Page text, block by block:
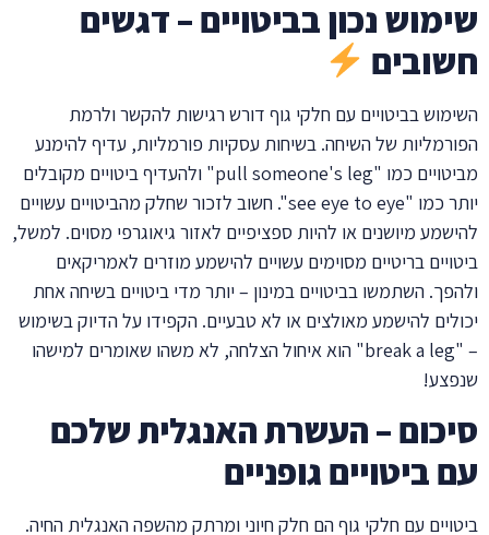
שימוש נכון בביטויים – דגשים
חשובים
השימוש בביטויים עם חלקי גוף דורש רגישות להקשר ולרמת
הפורמליות של השיחה. בשיחות עסקיות פורמליות, עדיף להימנע
מביטויים כמו "pull someone's leg" ולהעדיף ביטויים מקובלים
יותר כמו "see eye to eye". חשוב לזכור שחלק מהביטויים עשויים
להישמע מיושנים או להיות ספציפיים לאזור גיאוגרפי מסוים. למשל,
ביטויים בריטיים מסוימים עשויים להישמע מוזרים לאמריקאים
ולהפך. השתמשו בביטויים במינון – יותר מדי ביטויים בשיחה אחת
יכולים להישמע מאולצים או לא טבעיים. הקפידו על הדיוק בשימוש
– "break a leg" הוא איחול הצלחה, לא משהו שאומרים למישהו
שנפצע!
סיכום – העשרת האנגלית שלכם
עם ביטויים גופניים
ביטויים עם חלקי גוף הם חלק חיוני ומרתק מהשפה האנגלית החיה.